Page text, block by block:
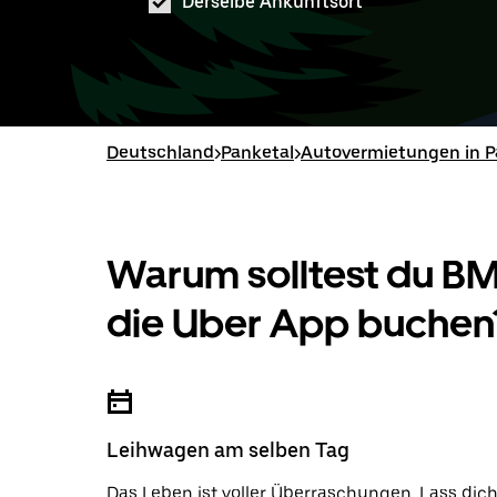
Deutschland>Panketal>Autovermietungen in
Warum solltest du
die Uber App
Leihwagen am selben Tag